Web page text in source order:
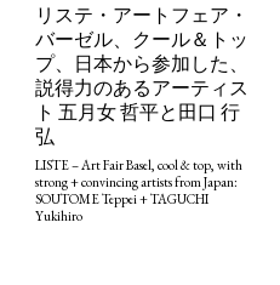
TAGS PEOPLE
リステ・アートフェア・
バーゼル、クール＆トッ
プ、日本から参加した、
説得力のあるアーティス
ト 五月女 哲平と田口 行
弘
LISTE – Art Fair Basel, cool & top, with
strong + convincing artists from Japan:
SOUTOME Teppei + TAGUCHI
Yukihiro